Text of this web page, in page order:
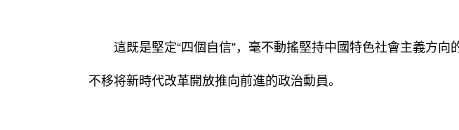
這既是堅定“四個自信”，毫不動搖堅持中國特色社會主義方向
不移将新時代改革開放推向前進的政治動員。